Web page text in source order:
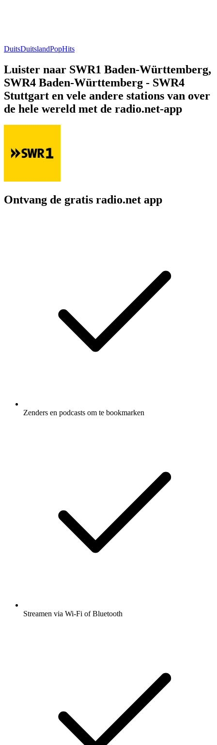
DuitsDuitslandPopHits
Luister naar SWR1 Baden-Württemberg,
SWR4 Baden-Württemberg - SWR4
Stuttgart en vele andere stations van over
de hele wereld met de radio.net-app
Ontvang de gratis radio.net app
Zenders en podcasts om te bookmarken
Streamen via Wi-Fi of Bluetooth